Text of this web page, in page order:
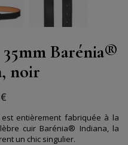
Barénia®
noir
est entièrement fabriquée à la
cuir Barénia® Indiana, la
un chic singulier.